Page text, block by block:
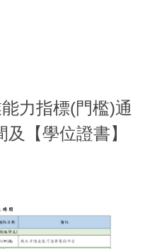
力指標(門檻)通
【學位證書】